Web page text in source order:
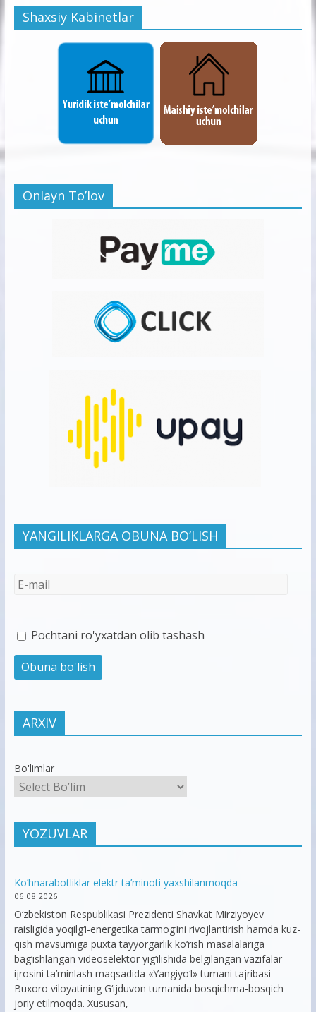
Shaxsiy Kabinetlar
Onlayn To’lov
YANGILIKLARGA OBUNA BO’LISH
Pochtani ro'yxatdan olib tashash
ARXIV
Bo'limlar
YOZUVLAR
Ko’hnarabotliklar elektr ta’minoti yaxshilanmoqda
06.08.2026
O‘zbekiston Respublikasi Prezidenti Shavkat Mirziyoyev
raisligida yoqilg‘i-energetika tarmog‘ini rivojlantirish hamda kuz-
qish mavsumiga puxta tayyorgarlik ko‘rish masalalariga
bag‘ishlangan videoselektor yig‘ilishida belgilangan vazifalar
ijrosini ta’minlash maqsadida «Yangiyo‘l» tumani tajribasi
Buxoro viloyatining G‘ijduvon tumanida bosqichma-bosqich
joriy etilmoqda. Xususan,